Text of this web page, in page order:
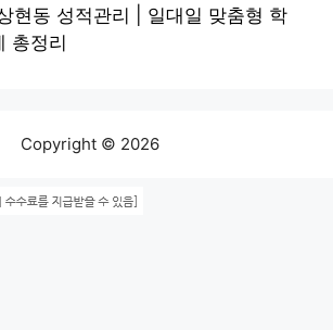
현동 성적관리 | 일대일 맞춤형 학
총정리
Copyright © 2026